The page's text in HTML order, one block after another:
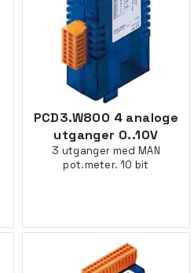
PCD3.W800 4 analoge
utganger 0..10V
3 utganger med MAN
pot.meter. 10 bit